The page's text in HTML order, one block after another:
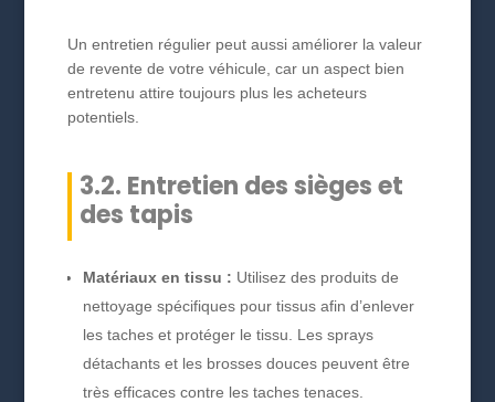
Un entretien régulier peut aussi améliorer la valeur
de revente de votre véhicule, car un aspect bien
entretenu attire toujours plus les acheteurs
potentiels.
3.2. Entretien des sièges et
des tapis
Matériaux en tissu : Utilisez des produits de
nettoyage spécifiques pour tissus afin d’enlever
les taches et protéger le tissu. Les sprays
détachants et les brosses douces peuvent être
très efficaces contre les taches tenaces.